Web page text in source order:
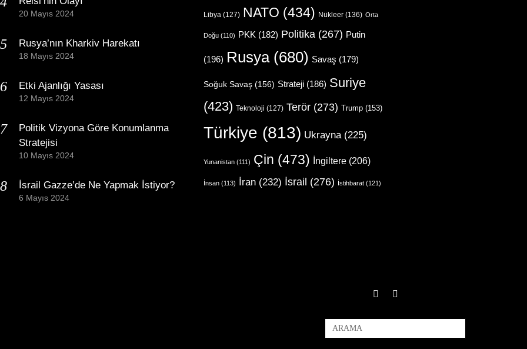
20 Mayıs 2024
Rusya’nın Kharkiv Harekatı
18 Mayıs 2024
Etki Ajanlığı Yasası
12 Mayıs 2024
Politik Vizyona Göre Konumlanma
Stratejisi
10 Mayıs 2024
İsrail Gazze’de Ne Yapmak İstiyor?
6 Mayıs 2024
Libya (127) NATO (434) Nükleer (136) Orta
Doğu (110) PKK (182) Politika (267) Putin
(196) Rusya(680) Savaş (179)
Soğuk Savaş (156) Strateji (186) Suriye
(423) Teknoloji (127) Terör (273) Trump (153)
Türkiye (813) Ukrayna(225)
Yunanistan (111) Çin (473) İngiltere (206)
İnsan (113) İran (232) İsrail (276) İstihbarat (121)